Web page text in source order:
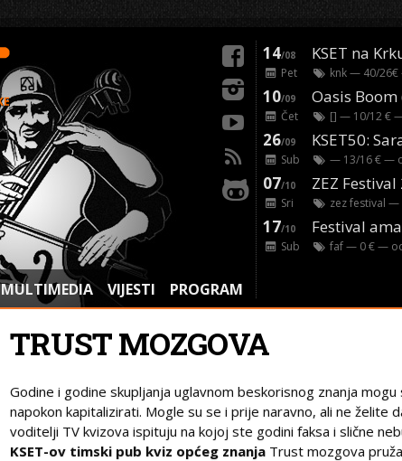
MULTIMEDIA VIJESTI PROGRAM
14/08 KSET na
Pet knk— 40/
10/09
Čet [] — 10/12 €
26/09
Sub — 13/16 € —
07/10 ZEZ Festival
Sri zez festival —
17/10 Festival
Sub faf— 0 € —
TRUST MOZGOVA
Godine i godine skupljanja uglavnom beskorisnog znanja mogu
napokon kapitalizirati. Mogle su se i prije naravno, ali ne želite
voditelji TV kvizova ispituju na kojoj ste godini faksa i slične
KSET-ov timski pub kviz općeg znanja Trust mozgova